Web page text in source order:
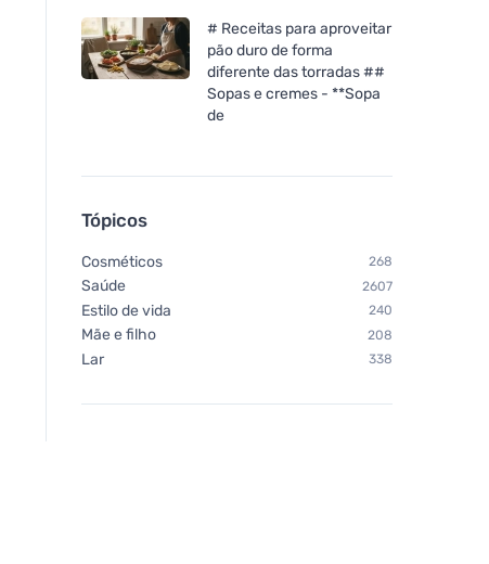
# Receitas para aproveitar
pão duro de forma
diferente das torradas ##
Sopas e cremes - **Sopa
de
Tópicos
Cosméticos 268
Saúde 2607
Estilo de vida 240
Mãe e filho 208
Lar 338